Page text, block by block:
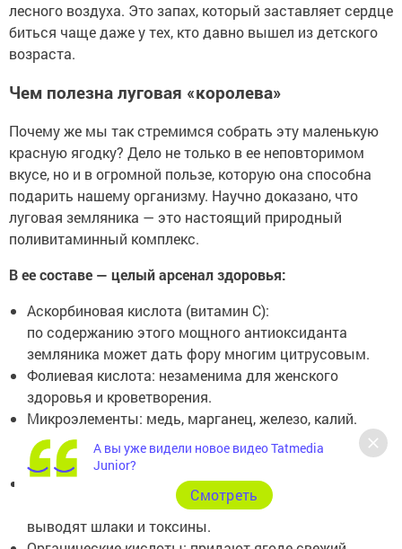
лесного воздуха. Это запах, который заставляет сердце
биться чаще даже у тех, кто давно вышел из детского
возраста.
Чем полезна луговая «королева»
Почему же мы так стремимся собрать эту маленькую
красную ягодку? Дело не только в ее неповторимом
вкусе, но и в огромной пользе, которую она способна
подарить нашему организму. Научно доказано, что
луговая земляника — это настоящий природный
поливитаминный комплекс.
В ее составе — целый арсенал здоровья:
Аскорбиновая кислота (витамин С):
по содержанию этого мощного антиоксиданта
земляника может дать фору многим цитрусовым.
Фолиевая кислота: незаменима для женского
здоровья и кроветворения.
Микроэлементы: медь, марганец, железо, калий.
Без них невозможна нормальная работа сердца
и нервной системы.
Пектины и дубильные вещества: они работают как
нежные «санитары» для нашего кишечника,
выводят шлаки и токсины.
А вы уже видели новое видео Tatmedia
Junior?
Cмотреть